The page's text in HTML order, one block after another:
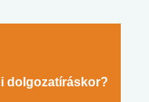
dolgozatíráskor?